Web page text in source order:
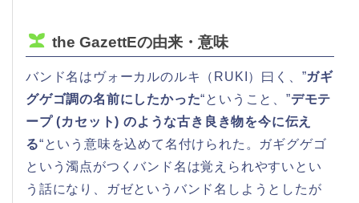
the GazettEの由来・意味
バンド名はヴォーカルのルキ（RUKI）曰く、”ガギ
グゲゴ調の名前にしたかった“ということ、”デモテ
ープ (カセット) のような古き良き物を今に伝え
る“という意味を込めて名付けられた。ガギグゲゴ
という濁点がつくバンド名は覚えられやすいとい
う話になり、ガゼというバンド名しようとしたが